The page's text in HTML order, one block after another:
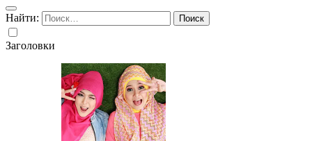
Найти:
Заголовки